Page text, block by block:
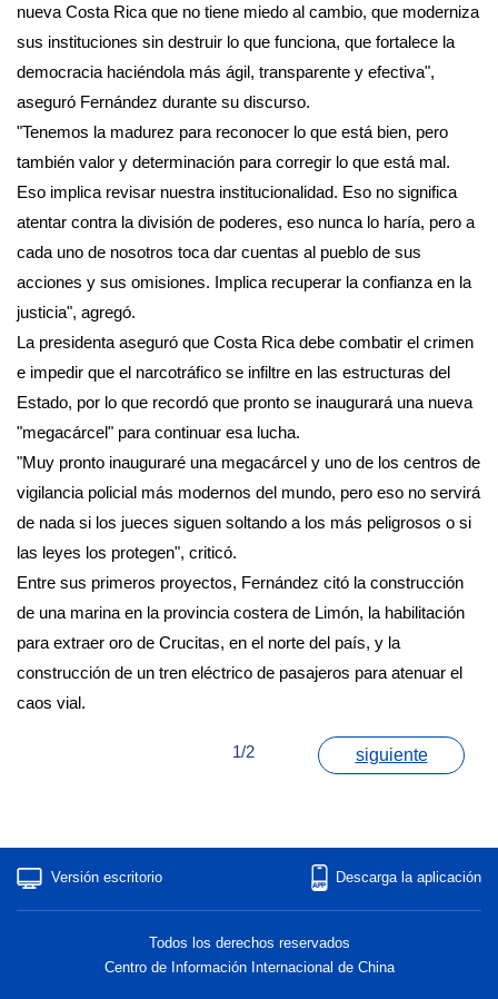
nueva Costa Rica que no tiene miedo al cambio, que moderniza
sus instituciones sin destruir lo que funciona, que fortalece la
democracia haciéndola más ágil, transparente y efectiva",
aseguró Fernández durante su discurso.
"Tenemos la madurez para reconocer lo que está bien, pero
también valor y determinación para corregir lo que está mal.
Eso implica revisar nuestra institucionalidad. Eso no significa
atentar contra la división de poderes, eso nunca lo haría, pero a
cada uno de nosotros toca dar cuentas al pueblo de sus
acciones y sus omisiones. Implica recuperar la confianza en la
justicia", agregó.
La presidenta aseguró que Costa Rica debe combatir el crimen
e impedir que el narcotráfico se infiltre en las estructuras del
Estado, por lo que recordó que pronto se inaugurará una nueva
"megacárcel" para continuar esa lucha.
"Muy pronto inauguraré una megacárcel y uno de los centros de
vigilancia policial más modernos del mundo, pero eso no servirá
de nada si los jueces siguen soltando a los más peligrosos o si
las leyes los protegen", criticó.
Entre sus primeros proyectos, Fernández citó la construcción
de una marina en la provincia costera de Limón, la habilitación
para extraer oro de Crucitas, en el norte del país, y la
construcción de un tren eléctrico de pasajeros para atenuar el
caos vial.
1/2 siguiente
Versión escritorio Descarga la aplicación
Todos los derechos reservados
Centro de Información Internacional de China